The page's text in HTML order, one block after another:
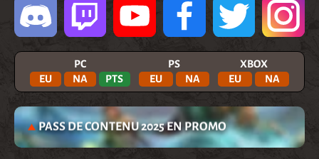
PC
EU
NA PTS
PS
EU
NA
XBOX
EU
NA
PASS DE CONTENU 2025 EN PROMO